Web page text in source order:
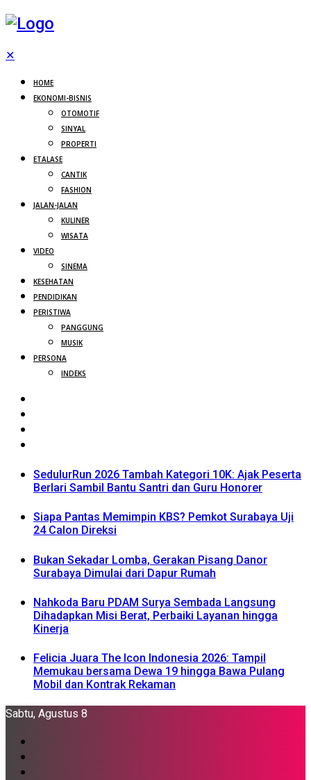
✕
HOME
EKONOMI-BISNIS
OTOMOTIF
SINYAL
PROPERTI
ETALASE
CANTIK
FASHION
JALAN-JALAN
KULINER
WISATA
VIDEO
SINEMA
KESEHATAN
PENDIDIKAN
PERISTIWA
PANGGUNG
MUSIK
PERSONA
INDEKS
SedulurRun 2026 Tambah Kategori 10K: Ajak Peserta
Berlari Sambil Bantu Santri dan Guru Honorer
Siapa Pantas Memimpin KBS? Pemkot Surabaya Uji
24 Calon Direksi
Bukan Sekadar Lomba, Gerakan Pisang Danor
Surabaya Dimulai dari Dapur Rumah
Nahkoda Baru PDAM Surya Sembada Langsung
Dihadapkan Misi Berat, Perbaiki Layanan hingga
Kinerja
Felicia Juara The Icon Indonesia 2026: Tampil
Memukau bersama Dewa 19 hingga Bawa Pulang
Mobil dan Kontrak Rekaman
Sabtu, Agustus 8